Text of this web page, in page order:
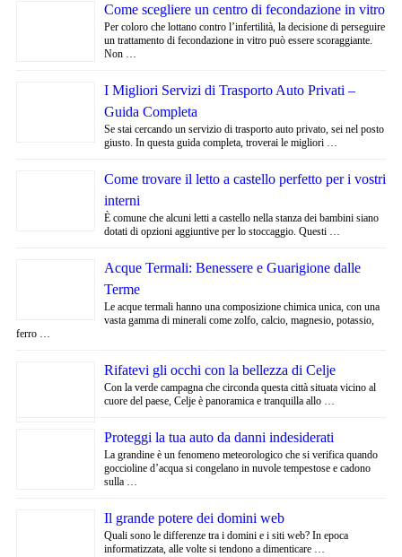
Come scegliere un centro di fecondazione in vitro
Per coloro che lottano contro l’infertilità, la decisione di perseguire
un trattamento di fecondazione in vitro può essere scoraggiante.
Non …
I Migliori Servizi di Trasporto Auto Privati –
Guida Completa
Se stai cercando un servizio di trasporto auto privato, sei nel posto
giusto. In questa guida completa, troverai le migliori …
Come trovare il letto a castello perfetto per i vostri
interni
È comune che alcuni letti a castello nella stanza dei bambini siano
dotati di opzioni aggiuntive per lo stoccaggio. Questi …
Acque Termali: Benessere e Guarigione dalle
Terme
Le acque termali hanno una composizione chimica unica, con una
vasta gamma di minerali come zolfo, calcio, magnesio, potassio,
ferro …
Rifatevi gli occhi con la bellezza di Celje
Con la verde campagna che circonda questa città situata vicino al
cuore del paese, Celje è panoramica e tranquilla allo …
Proteggi la tua auto da danni indesiderati
La grandine è un fenomeno meteorologico che si verifica quando
goccioline d’acqua si congelano in nuvole tempestose e cadono
sulla …
Il grande potere dei domini web
Quali sono le differenze tra i domini e i siti web? In epoca
informatizzata, alle volte si tendono a dimenticare …